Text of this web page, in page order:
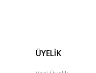
ÜYELİK